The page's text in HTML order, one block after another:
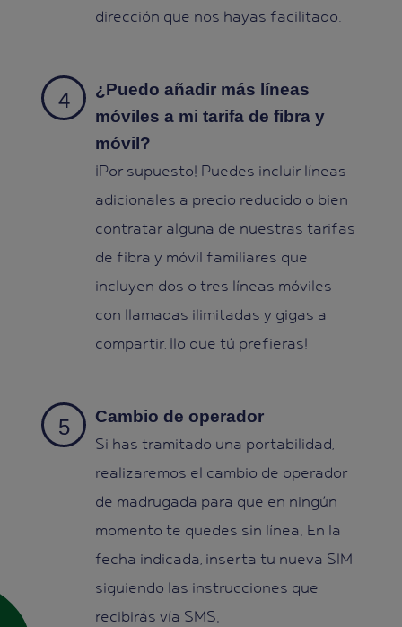
dirección que nos hayas facilitado.
¿Puedo añadir más líneas
móviles a mi tarifa de fibra y
móvil?
¡Por supuesto! Puedes incluir líneas
adicionales a precio reducido o bien
contratar alguna de nuestras tarifas
de fibra y móvil familiares que
incluyen dos o tres líneas móviles
con llamadas ilimitadas y gigas a
compartir, ¡lo que tú prefieras!
Cambio de operador
Si has tramitado una portabilidad,
realizaremos el cambio de operador
de madrugada para que en ningún
momento te quedes sin línea. En la
fecha indicada, inserta tu nueva SIM
siguiendo las instrucciones que
recibirás vía SMS.